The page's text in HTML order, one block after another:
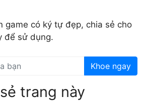
game có ký tự đẹp, chia sẻ cho
để sử dụng.
Khoe ngay
trang này